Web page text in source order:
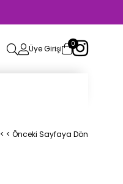
Üye Girişi 0
< < Önceki Sayfaya Dön